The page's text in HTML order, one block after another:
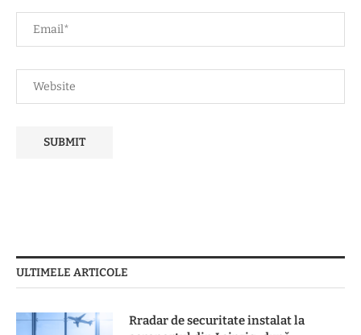
ULTIMELE ARTICOLE
Rradar de securitate instalat la